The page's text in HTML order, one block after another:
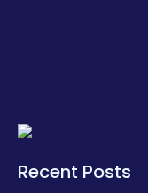
Recent Posts